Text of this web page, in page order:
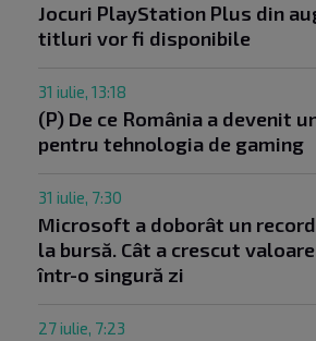
Jocuri PlayStation Plus din
titluri vor fi disponibile
31 iulie, 13:18
(P) De ce România a devenit
pentru tehnologia de gaming
31 iulie, 7:30
Microsoft a doborât un
la bursă. Cât a crescut
într-o singură zi
27 iulie, 7:23